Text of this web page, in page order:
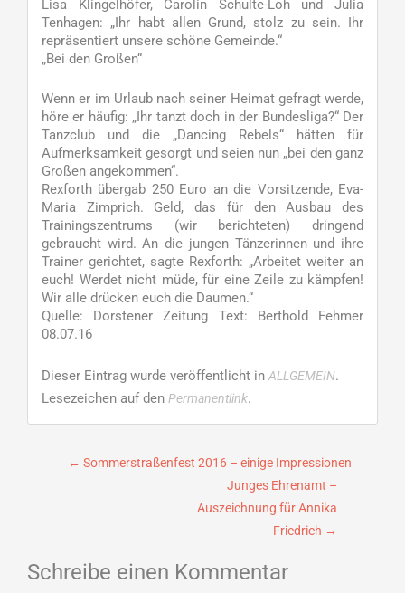
Lisa Klingelhöfer, Carolin Schulte-Loh und Julia
Tenhagen: „Ihr habt allen Grund, stolz zu sein. Ihr
repräsentiert unsere schöne Gemeinde.“
„Bei den Großen“
Wenn er im Urlaub nach seiner Heimat gefragt werde,
höre er häufig: „Ihr tanzt doch in der Bundesliga?“ Der
Tanzclub und die „Dancing Rebels“ hätten für
Aufmerksamkeit gesorgt und seien nun „bei den ganz
Großen angekommen“.
Rexforth übergab 250 Euro an die Vorsitzende, Eva-
Maria Zimprich. Geld, das für den Ausbau des
Trainingszentrums (wir berichteten) dringend
gebraucht wird. An die jungen Tänzerinnen und ihre
Trainer gerichtet, sagte Rexforth: „Arbeitet weiter an
euch! Werdet nicht müde, für eine Zeile zu kämpfen!
Wir alle drücken euch die Daumen.“
Quelle: Dorstener Zeitung Text: Berthold Fehmer
08.07.16
Dieser Eintrag wurde veröffentlicht in ALLGEMEIN.
Lesezeichen auf den Permanentlink.
Beitragsnavigation
← Sommerstraßenfest 2016 – einige Impressionen
Junges Ehrenamt –
Auszeichnung für Annika
Friedrich →
Schreibe einen Kommentar